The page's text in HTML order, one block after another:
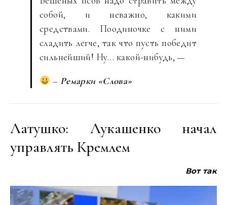
собой, и неважно, какими
средствами. Поодиночке с ними
сладить легче, так что пусть победит
сильнейший! Ну… какой-нибудь, —
– Ремарки «Слова»
Латушко: Лукашенко начал
управлять Кремлем
Вот так